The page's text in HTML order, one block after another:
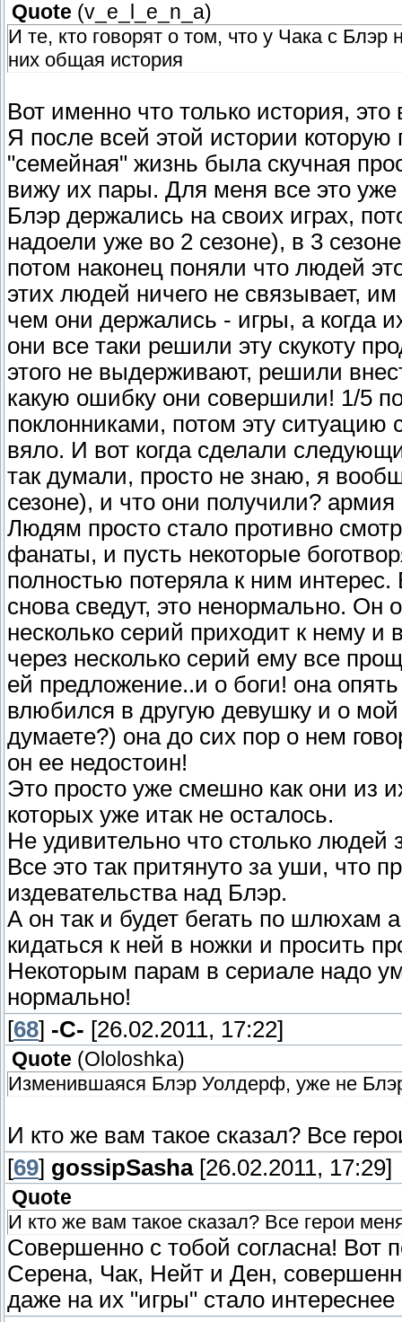
Quote (v_e_l_e_n_a)
И те, кто говорят о том, что у Чака с
них общая история
Вот именно что только история,
Я после всей этой истории
"семейная" жизнь была скучная
вижу их пары. Для меня все это
Блэр держались на своих играх,
надоели уже во 2 сезоне), в 3
потом наконец поняли что людей
этих людей ничего не связывает,
чем они держались - игры, а когда
они все таки решили эту скукоту
этого не выдерживают, решили
какую ошибку они совершили! 1/5
поклонниками, потом эту ситуацию
вяло. И вот когда сделали
так думали, просто не знаю, я
сезоне), и что они получили?
Людям просто стало противно
фанаты, и пусть некоторые
полностью потеряла к ним
снова сведут, это ненормально. Он
несколько серий приходит к нему и
через несколько серий ему все
ей предложение..и о боги! она
влюбился в другую девушку и о
думаете?) она до сих пор о нем
он ее недостоин!
Это просто уже смешно как они из
которых уже итак не осталось.
Не удивительно что столько людей
Все это так притянуто за уши, что
издевательства над Блэр.
А он так и будет бегать по шлюхам а
кидаться к ней в ножки и просить
Некоторым парам в сериале надо
нормально!
[68] -C- [26.02.2011, 17:22]
Quote (Ololoshka)
Изменившаяся Блэр Уолдерф, уже не
И кто же вам такое сказал? Все
[69] gossipSasha[26.02.2011, 17:29]
Quote
И кто же вам такое сказал? Все герои
Совершенно с тобой согласна! Вот
Серена, Чак, Нейт и Ден,
даже на их "игры" стало интереснее